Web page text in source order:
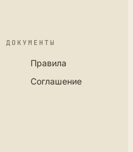
ДОКУМЕНТЫ
Правила
Соглашение